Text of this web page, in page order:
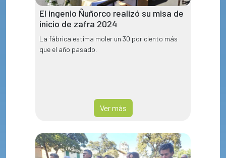
El ingenio Ñuñorco realizó su misa de
inicio de zafra 2024
La fábrica estima moler un 30 por ciento más
que el año pasado.
Ver más